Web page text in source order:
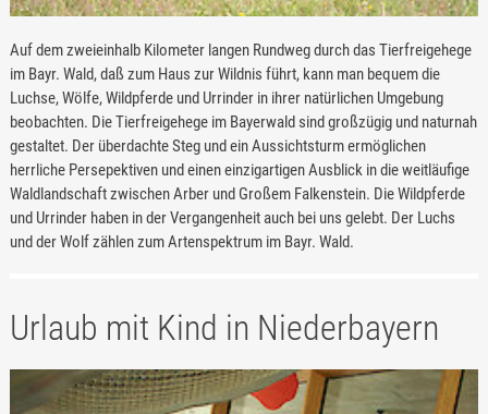
Auf dem zweieinhalb Kilometer langen Rundweg durch das Tierfreigehege
im Bayr. Wald, daß zum Haus zur Wildnis führt, kann man bequem die
Luchse, Wölfe, Wildpferde und Urrinder in ihrer natürlichen Umgebung
beobachten. Die Tierfreigehege im Bayerwald sind großzügig und naturnah
gestaltet. Der überdachte Steg und ein Aussichtsturm ermöglichen
herrliche Persepektiven und einen einzigartigen Ausblick in die weitläufige
Waldlandschaft zwischen Arber und Großem Falkenstein. Die Wildpferde
und Urrinder haben in der Vergangenheit auch bei uns gelebt. Der Luchs
und der Wolf zählen zum Artenspektrum im Bayr. Wald.
Urlaub mit Kind in Niederbayern